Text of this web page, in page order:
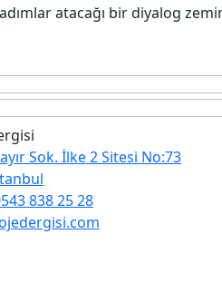
atacağı bir diyalog
Sok. İlke 2 Sitesi No:73
838 25 28